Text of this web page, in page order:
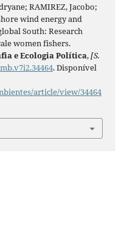
RAMIREZ, Jacobo;
wind energy and
South: Research
women fishers.
e Ecologia Política,[S.
. Disponível
article/view/34464